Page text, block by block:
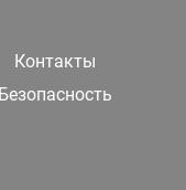
Контакты
Безопасность